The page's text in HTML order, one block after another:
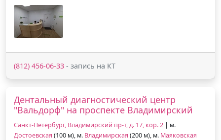
(812) 456-06-33 - запись на КТ
Дентальный диагностический центр
"Вальдорф" на проспекте Владимирский
Санкт-Петербург, Владимирский пр-т, д. 17, кор. 2 | м.
Достоевская (100 м), м. Владимирская (200 м), м. Маяковская